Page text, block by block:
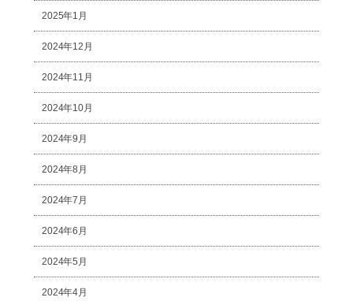
2025年1月
2024年12月
2024年11月
2024年10月
2024年9月
2024年8月
2024年7月
2024年6月
2024年5月
2024年4月